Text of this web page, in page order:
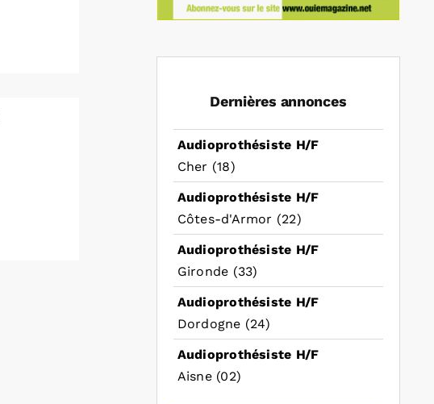
Dernières annonces
Audioprothésiste H/F
Cher (18)
Audioprothésiste H/F
Côtes-d'Armor (22)
Audioprothésiste H/F
Gironde (33)
Audioprothésiste H/F
Dordogne (24)
Audioprothésiste H/F
Aisne (02)